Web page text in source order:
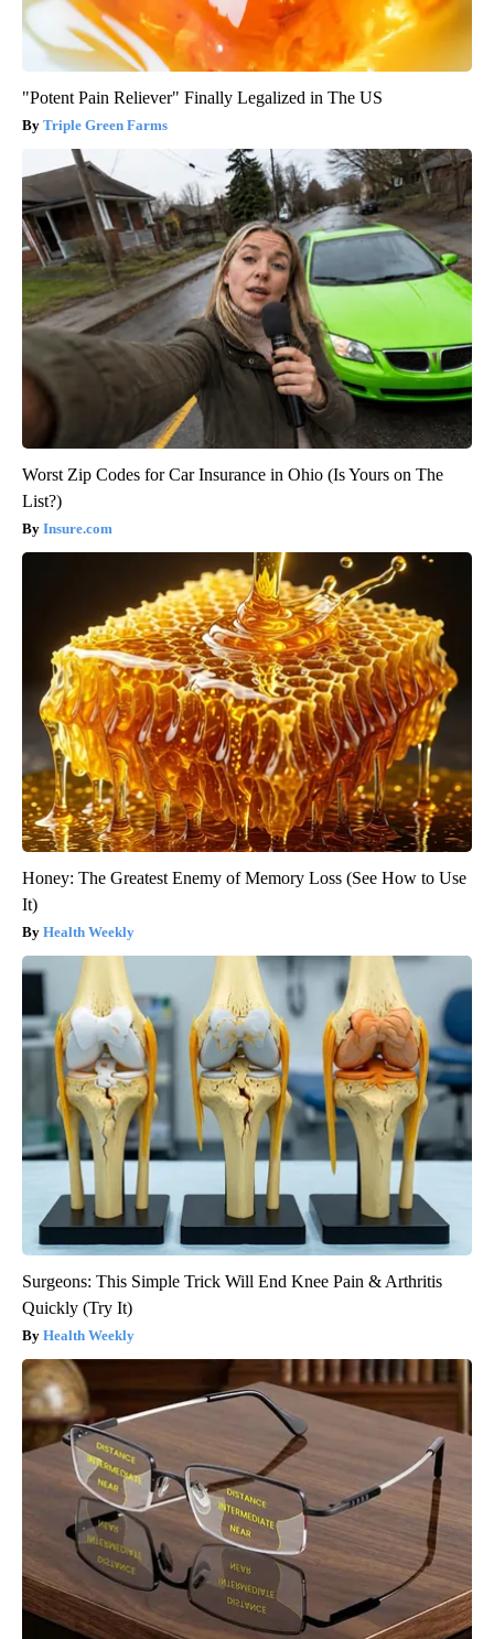
"Potent Pain Reliever" Finally Legalized in The US
Triple Green Farms
Worst Zip Codes for Car Insurance in Ohio (Is Yours on The
List?)
Insure.com
Honey: The Greatest Enemy of Memory Loss (See How to Use
It)
Health Weekly
Surgeons: This Simple Trick Will End Knee Pain & Arthritis
Quickly (Try It)
Health Weekly